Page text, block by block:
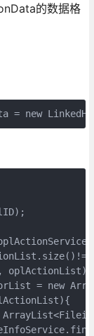
的数据格
= new
oplActionList);
= new